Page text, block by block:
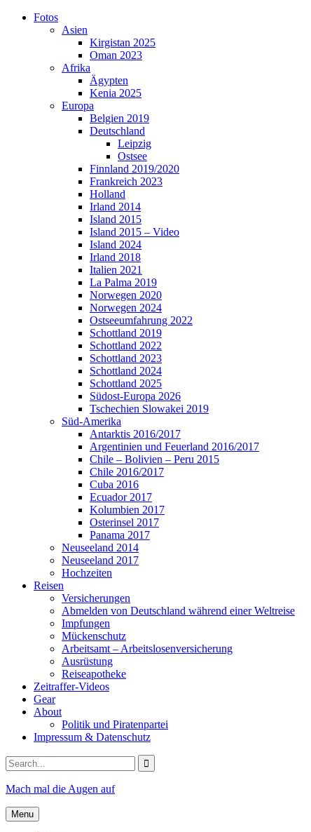
Skip
Fotos
Asien
Kirgistan 2025
Oman 2023
Afrika
Ägypten
Kenia 2025
Europa
Belgien 2019
Deutschland
Leipzig
Ostsee
Finnland 2019/2020
Frankreich 2023
Holland
Irland 2014
Island 2015
Island 2015 – Video
Island 2024
Irland 2018
Italien 2021
La Palma 2019
Norwegen 2020
Norwegen 2024
Ostseeumfahrung 2022
Schottland 2019
Schottland 2022
Schottland 2023
Schottland 2024
Schottland 2025
Südost-Europa 2026
Tschechien Slowakei 2019
Süd-Amerika
Antarktis 2016/2017
Argentinien und Feuerland 2016/2017
Chile – Bolivien – Peru 2015
Chile 2016/2017
Cuba 2016
Ecuador 2017
Kolumbien 2017
Osterinsel 2017
Panama 2017
Neuseeland 2014
Neuseeland 2017
Hochzeiten
Reisen
Versicherungen
Abmelden von Deutschland während einer Weltreise
Impfungen
Mückenschutz
Arbeitsamt – Arbeitslosenversicherung
Ausrüstung
Reiseapotheke
Zeitraffer-Videos
Gear
About
Politik und Piratenpartei
Impressum & Datenschutz
Search
for:
Mach mal die Augen auf
Menu